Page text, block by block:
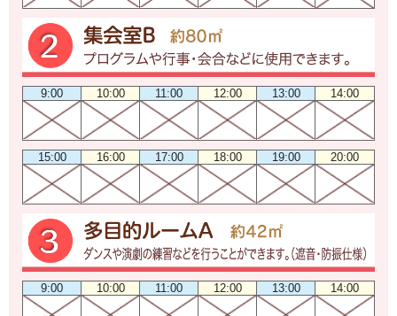
9:00 10:00 11:00 12:00 13:00 14:00
15:00 16:00 17:00 18:00 19:00 20:00
9:00 10:00 11:00 12:00 13:00 14:00